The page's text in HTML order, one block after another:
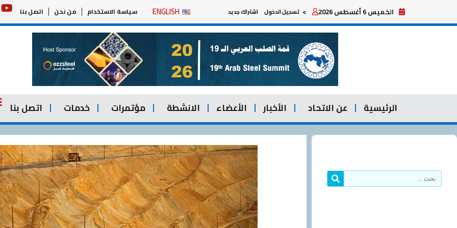
الخميس 6 أغسطس 2026 > تسجيل الدخول اشتراك جديد ENGLISH سياسة الاستخدام من نحن اتصل بنا
Y
o
u
الرئيسية عن الاتحاد الأخبار الأعضاء الانشطة مؤتمرات خدمات اتصل بنا
Search